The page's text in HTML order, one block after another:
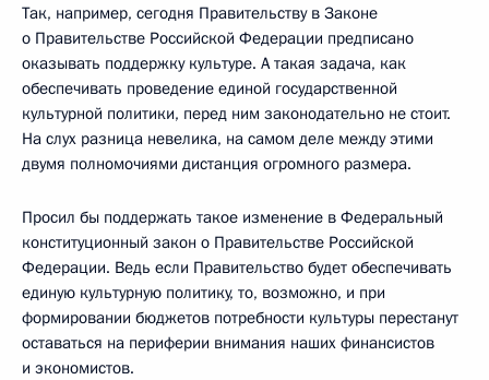
Так, например, сегодня Правительству в Законе
о Правительстве Российской Федерации предписано
оказывать поддержку культуре. А такая задача, как
обеспечивать проведение единой государственной
культурной политики, перед ним законодательно не стоит.
На слух разница невелика, на самом деле между этими
двумя полномочиями дистанция огромного размера.
Просил бы поддержать такое изменение в Федеральный
конституционный закон о Правительстве Российской
Федерации. Ведь если Правительство будет обеспечивать
единую культурную политику, то, возможно, и при
формировании бюджетов потребности культуры перестанут
оставаться на периферии внимания наших финансистов
и экономистов.